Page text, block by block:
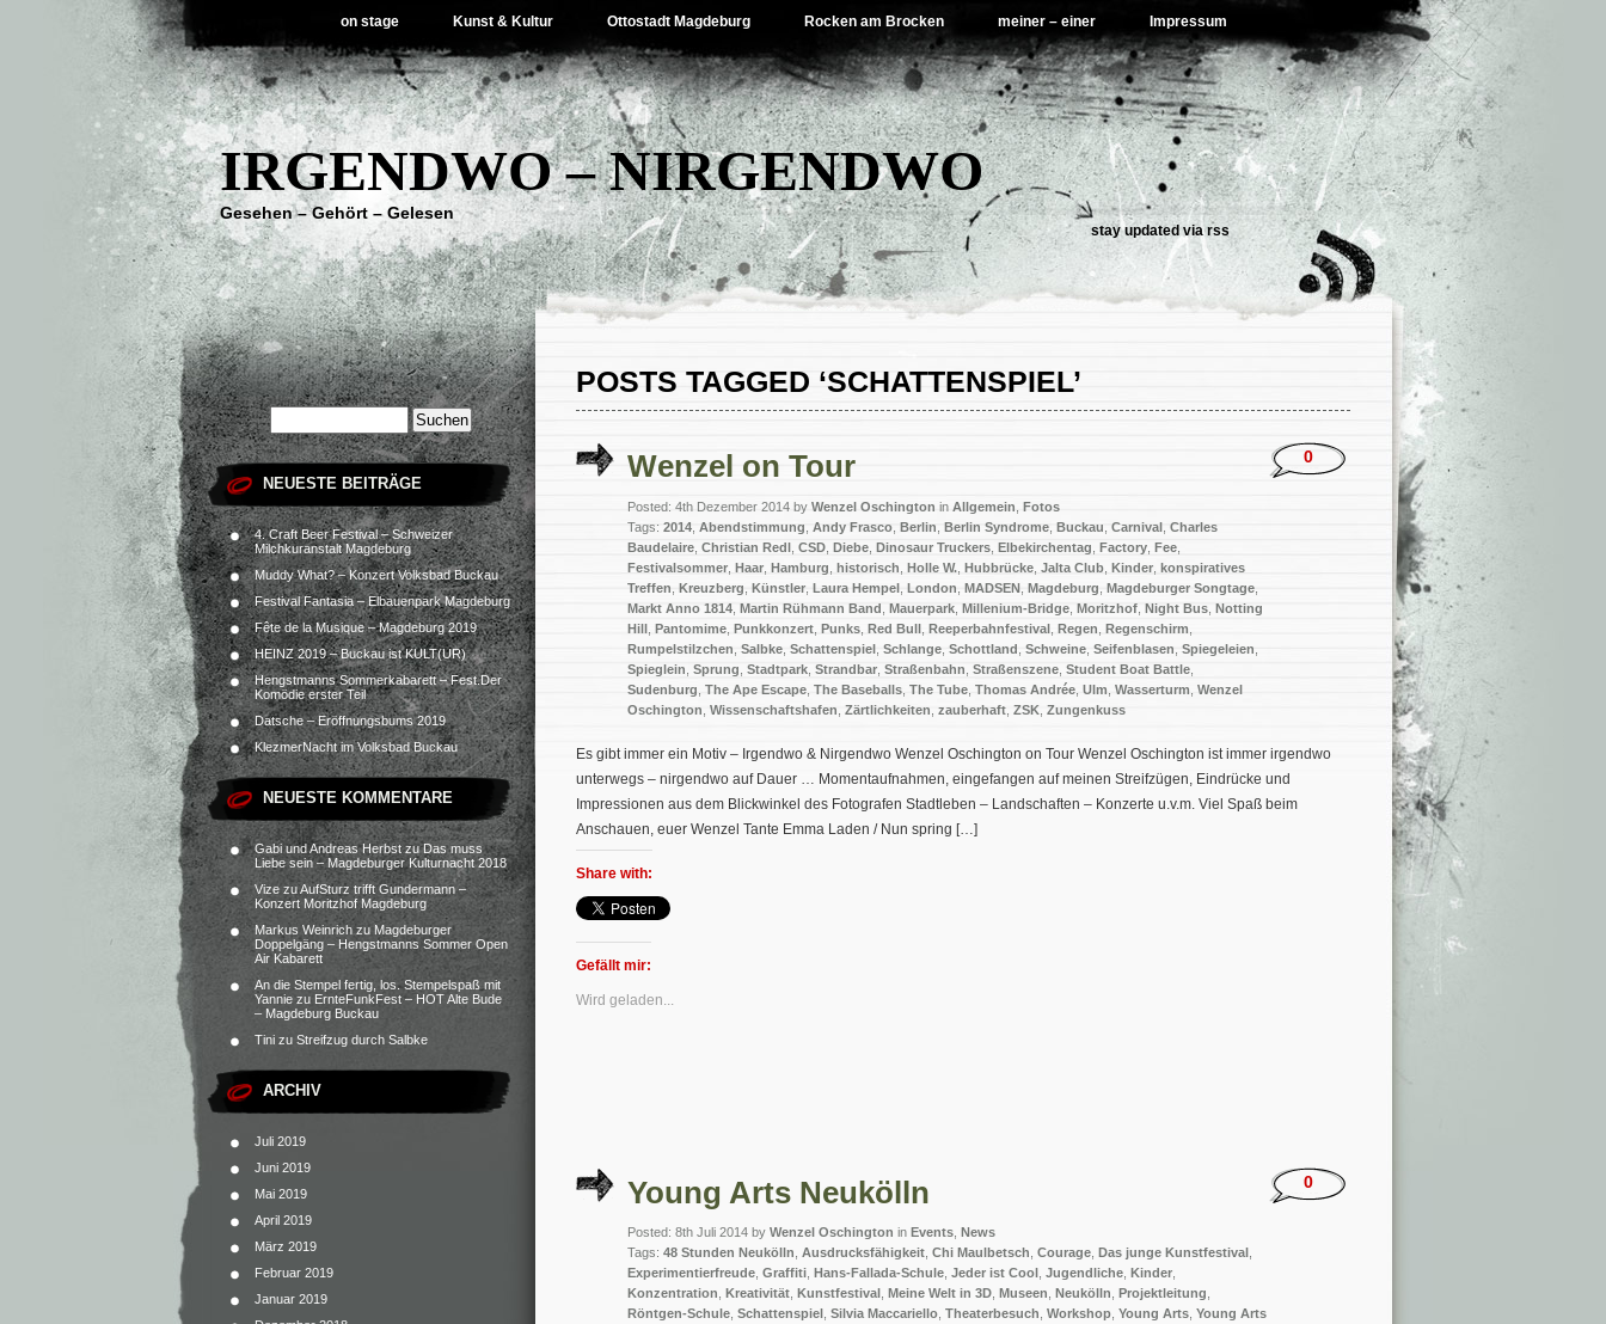
on stage Kunst & Kultur Ottostadt Magdeburg Rocken am Brocken meiner – einer Impressum
IRGENDWO – NIRGENDWO
Gesehen – Gehört – Gelesen
stay updated viarss
NEUESTE BEITRÄGE
4. Craft Beer Festival – Schweizer
Milchkuranstalt Magdeburg
Muddy What? – Konzert Volksbad Buckau
Festival Fantasia – Elbauenpark Magdeburg
Fête de la Musique – Magdeburg 2019
HEINZ 2019 – Buckau ist KULT(UR)
Hengstmanns Sommerkabarett – Fest.Der
Komödie erster Teil
Datsche – Eröffnungsbums 2019
KlezmerNacht im Volksbad Buckau
NEUESTE KOMMENTARE
Gabi und Andreas HerbstzuDas muss
Liebe sein – Magdeburger Kulturnacht 2018
Vize zuAufSturz trifft Gundermann –
Konzert Moritzhof Magdeburg
Markus Weinrich zu Magdeburger
Doppelgäng – Hengstmanns Sommer Open
Air Kabarett
An die Stempel fertig, los. Stempelspaß mit
Yannie zu ErnteFunkFest – HOT Alte Bude
– Magdeburg Buckau
Tini zu Streifzug durch Salbke
ARCHIV
Juli 2019
Juni 2019
Mai 2019
April 2019
März 2019
Februar 2019
Januar 2019
POSTS TAGGED ‘SCHATTENSPIEL’
Wenzel on Tour
Posted: 4th Dezember 2014 by Wenzel Oschington in Allgemein Fotos
Tags: 2014 Abendstimmung Andy Frasco Berlin Berlin Syndrome Buckau Carnival Charles
Baudelaire Christian Redl CSD Diebe Dinosaur Truckers Elbekirchentag Factory Fee
Festivalsommer Haar Hamburg historisch Holle W. Hubbrücke Jalta Club Kinder konspiratives
Treffen Kreuzberg Künstler Laura Hempel London MADSEN Magdeburg Magdeburger Songtage
Markt Anno 1814 Martin Rühmann Band Mauerpark Millenium-Bridge Moritzhof Night Bus Notting
Hill Pantomime Punkkonzert Punks Red Bull Reeperbahnfestival Regen Regenschirm
Rumpelstilzchen Salbke Schattenspiel Schlange Schottland Schweine Seifenblasen Spiegeleien
Spieglein Sprung Stadtpark Strandbar Straßenbahn Straßenszene Student Boat Battle
Sudenburg The Ape Escape The Baseballs The Tube Thomas Andrée Ulm Wasserturm Wenzel
Oschington Wissenschaftshafen Zärtlichkeiten zauberhaft ZSK Zungenkuss
0
Es gibt immer ein Motiv – Irgendwo & Nirgendwo Wenzel Oschington on Tour Wenzel Oschington ist immer irgendwo
unterwegs – nirgendwo auf Dauer … Momentaufnahmen, eingefangen auf meinen Streifzügen, Eindrücke und
Impressionen aus dem Blickwinkel des Fotografen Stadtleben – Landschaften – Konzerte u.v.m. Viel Spaß beim
Anschauen, euer Wenzel Tante Emma Laden / Nun spring […]
Share with:
Gefällt mir:
Wird geladen...
Young Arts Neukölln
Posted: 8th Juli 2014 by Wenzel Oschington in Events
News
Tags: 48 Stunden Neukölln Ausdrucksfähigkeit Chi Maulbetsch Courage Das junge Kunstfestival
Experimentierfreude Graffiti Hans-Fallada-Schule Jeder ist Cool Jugendliche Kinder
Konzentration
Kreativität Kunstfestival Meine Welt in 3D Museen Neukölln Projektleitung
Röntgen-Schule Schattenspiel Silvia Maccariello Theaterbesuch Workshop Young Arts Young Arts
0